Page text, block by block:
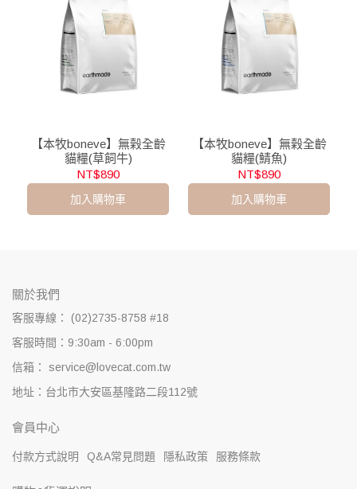
【本牧boneve】無榖全齡
貓糧(草飼牛)
NT$890
加入購物車
【本牧boneve】無榖全齡
貓糧(鯖魚)
NT$890
加入購物車
關於我們
客服專線： (02)2735-8758 #18
客服時間：9:30am - 6:00pm
信箱： service@lovecat.com.tw
地址：台北市大安區基隆路二段112號
會員中心
付款方式說明 Q&A常見問題 隱私政策 服務條款